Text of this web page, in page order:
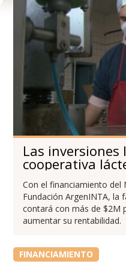
Las inversiones
cooperativa
Con el financiamiento del
Fundación ArgenINTA, la
contará con más de $2M
aumentar su rentabilidad.
FINANCIAMIENTO